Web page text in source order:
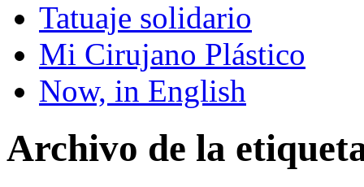
Tatuaje solidario
Mi Cirujano Plástico
Now, in English
Archivo de la